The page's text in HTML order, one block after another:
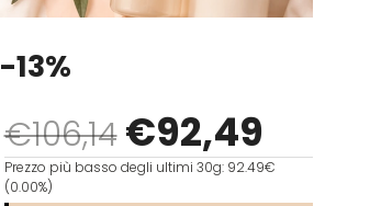
€106,14 €92,49
-13%
Prezzo più basso degli ultimi 30g: 92.49€
(0.00%)